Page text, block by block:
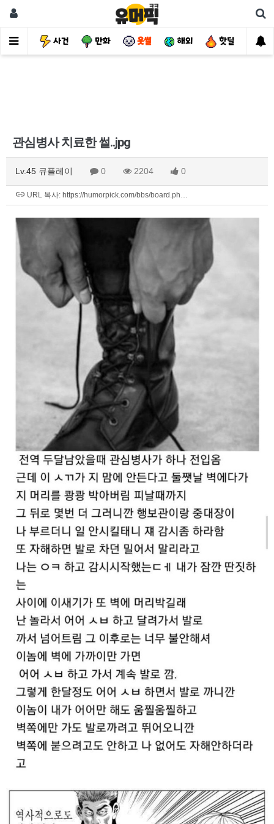
유머 사건 만화 웃썰 해외 핫딜 자
관심병사 치료한 썰..jpg
Lv.45 큐플레이 0 2204 0
URL 복사: https://humorpick.com/bbs/board.ph…